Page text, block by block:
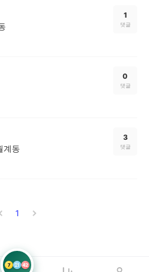
1
댓글
0
댓글
계동
3
댓글
1
7 21 42